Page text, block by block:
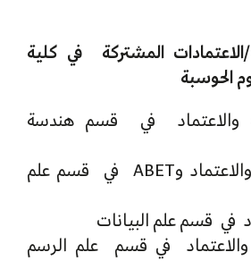
الاعتمادات المشتركة في كلية
الحوسبة
والاعتماد في قسم هندسة
لجنة ضمان الجودة والاعتماد وABET في قسم علم
في قسم علم البيانات
والاعتماد في قسم علم الرسم